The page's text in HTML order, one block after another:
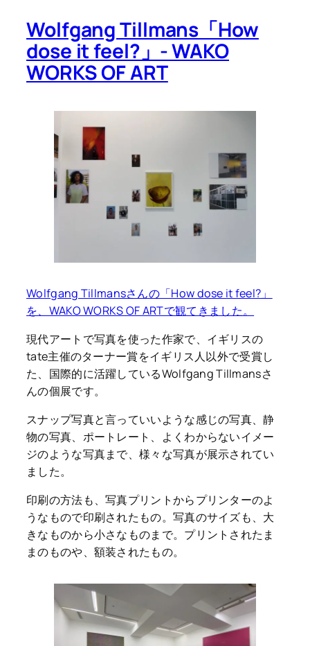
Wolfgang Tillmans「How
dose it feel?」- WAKO
WORKS OF ART
Wolfgang Tillmansさんの「How dose it feel?」
を、WAKO WORKS OF ARTで観てきました。
現代アートで写真を使った作家で、イギリスの
tate主催のターナー賞をイギリス人以外で受賞し
た、国際的に活躍しているWolfgang Tillmansさ
んの個展です。
スナップ写真と言っていいような感じの写真、静
物の写真、ポートレート、よくわからないイメー
ジのような写真まで、様々な写真が展示されてい
ました。
印刷の方法も、写真プリントからプリンターのよ
うなもので印刷されたもの。写真のサイズも、大
きなものから小さなものまで。プリントされたま
まのものや、額装されたもの。